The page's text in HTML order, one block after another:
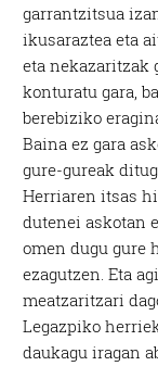
garrantzitsua
ikusaraztea eta
eta nekazaritzak
konturatu gara,
berebiziko
Baina ez gara
gure-gureak
Herriaren itsas
dutenei askotan
omen dugu gure
ezagutzen. Eta
meatzaritzari
Legazpiko
daukagu iragan